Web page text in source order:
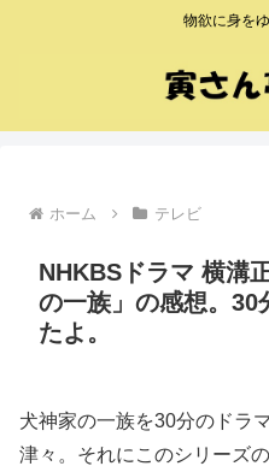
物欲に身を
ホーム テレビ
NHKBSドラマ 横溝
の一族」の感想。30
たよ。
犬神家の一族を30分のドラ
津々。それにこのシリーズ